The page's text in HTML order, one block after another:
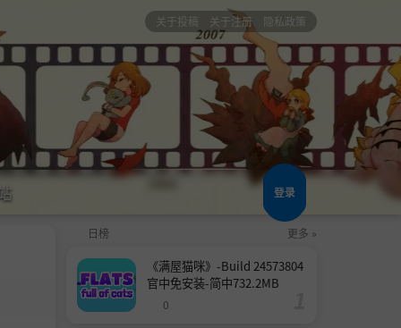
关于投稿 关于注册 隐私政策
登录
日榜 更多 »
《满屋猫咪》-Build 24573804
官中免安装-简中732.2MB
0